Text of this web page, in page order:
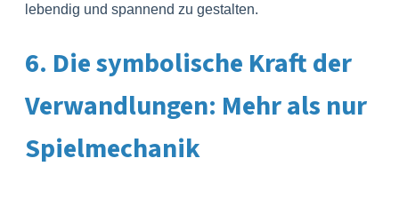
lebendig und spannend zu gestalten.
6. Die symbolische Kraft der
Verwandlungen: Mehr als nur
Spielmechanik